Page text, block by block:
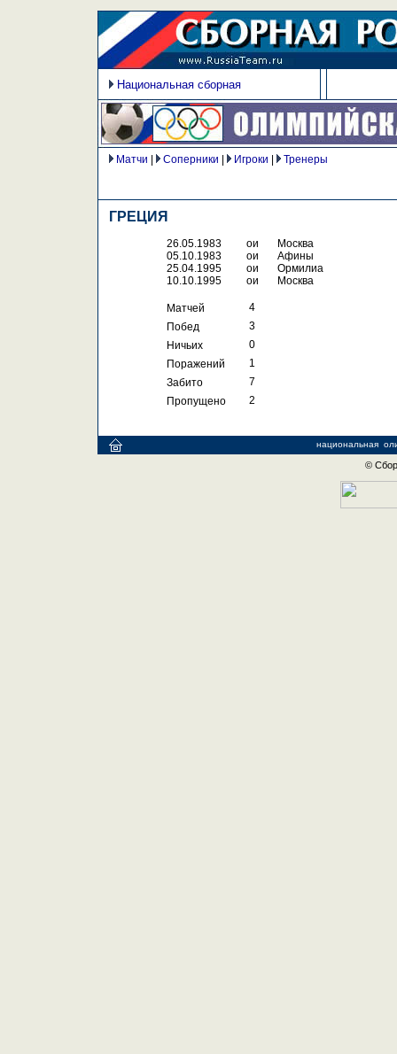
Национальная сборная
Матчи Соперники Игроки Тренеры
ГРЕЦИЯ
26.05.1983 ои
Москва
05.10.1983
ои
Афины
25.04.1995
ои
Ормилиа
10.10.1995
ои Москва
Матчей
 4
Побед
 3
Ничьих
 0
Поражений
 1
Забито
 7
Пропущено
 2
национальная
©